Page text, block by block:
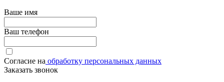
Ваше имя
Ваш телефон
Согласие на обработку персональных данных
Заказать звонок